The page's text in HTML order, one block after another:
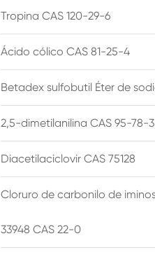
Tropina CAS 120-29-6
Ácido cólico CAS 81-25-4
Betadex sulfobutil Éter de
2,5-dimetilanilina CAS 95-78-3
Diacetilaciclovir CAS 75128
Cloruro de carbonilo de
33948 CAS 22-0